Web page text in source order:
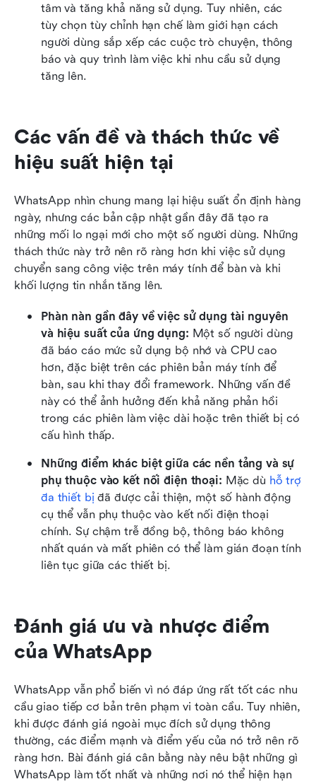
tâm và tăng khả năng sử dụng. Tuy nhiên, các
tùy chọn tùy chỉnh hạn chế làm giới hạn cách
người dùng sắp xếp các cuộc trò chuyện, thông
báo và quy trình làm việc khi nhu cầu sử dụng
tăng lên.
Các vấn đề và thách thức về
hiệu suất hiện tại
WhatsApp nhìn chung mang lại hiệu suất ổn định hàng
ngày, nhưng các bản cập nhật gần đây đã tạo ra
những mối lo ngại mới cho một số người dùng. Những
thách thức này trở nên rõ ràng hơn khi việc sử dụng
chuyển sang công việc trên máy tính để bàn và khi
khối lượng tin nhắn tăng lên.
Phàn nàn gần đây về việc sử dụng tài nguyên
và hiệu suất của ứng dụng: Một số người dùng
đã báo cáo mức sử dụng bộ nhớ và CPU cao
hơn, đặc biệt trên các phiên bản máy tính để
bàn, sau khi thay đổi framework. Những vấn đề
này có thể ảnh hưởng đến khả năng phản hồi
trong các phiên làm việc dài hoặc trên thiết bị có
cấu hình thấp.
Những điểm khác biệt giữa các nền tảng và sự
phụ thuộc vào kết nối điện thoại: Mặc dù hỗ trợ
đa thiết bị đã được cải thiện, một số hành động
cụ thể vẫn phụ thuộc vào kết nối điện thoại
chính. Sự chậm trễ đồng bộ, thông báo không
nhất quán và mất phiên có thể làm gián đoạn tính
liên tục giữa các thiết bị.
Đánh giá ưu và nhược điểm
của WhatsApp
WhatsApp vẫn phổ biến vì nó đáp ứng rất tốt các nhu
cầu giao tiếp cơ bản trên phạm vi toàn cầu. Tuy nhiên,
khi được đánh giá ngoài mục đích sử dụng thông
thường, các điểm mạnh và điểm yếu của nó trở nên rõ
ràng hơn. Bài đánh giá cân bằng này nêu bật những gì
WhatsApp làm tốt nhất và những nơi nó thể hiện hạn